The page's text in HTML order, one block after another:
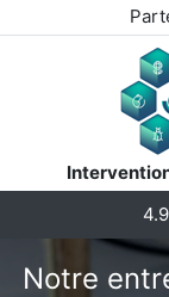
Notre